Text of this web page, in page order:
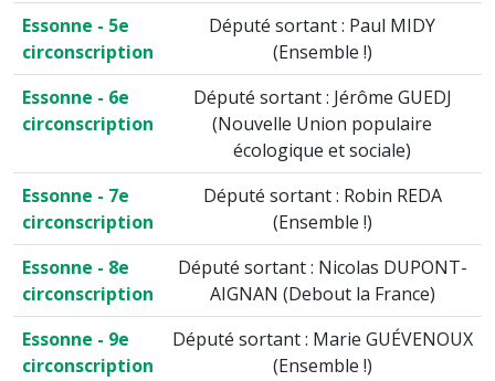
Essonne - 5e
circonscription
Député sortant : Paul MIDY
(Ensemble !)
Essonne - 6e
circonscription
Député sortant : Jérôme GUEDJ
(Nouvelle Union populaire
écologique et sociale)
Essonne - 7e
circonscription
Député sortant : Robin REDA
(Ensemble !)
Essonne - 8e
circonscription
Député sortant : Nicolas DUPONT-
AIGNAN (Debout la France)
Essonne - 9e
circonscription
Député sortant : Marie GUÉVENOUX
(Ensemble !)